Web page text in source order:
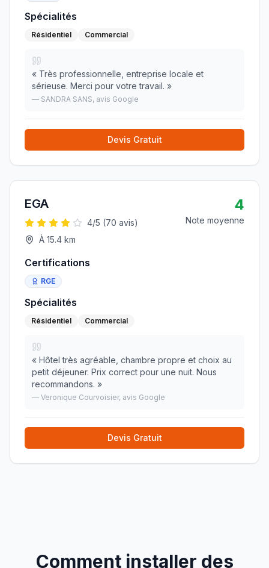
Spécialités
Résidentiel Commercial
« Très professionnelle, entreprise locale et
sérieuse. Merci pour votre travail. »
— SANDRA SANS, avis Google
Devis Gratuit
EGA
4/5 (70 avis)
À 15.4 km
4
Note moyenne
Certifications
RGE
Spécialités
Résidentiel Commercial
« Hôtel très agréable, chambre propre et choix au
petit déjeuner. Prix correct pour une nuit. Nous
recommandons. »
— Veronique Courvoisier, avis Google
Devis Gratuit
Comment installer des